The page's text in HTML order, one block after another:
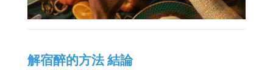
解宿醉的方法 結論